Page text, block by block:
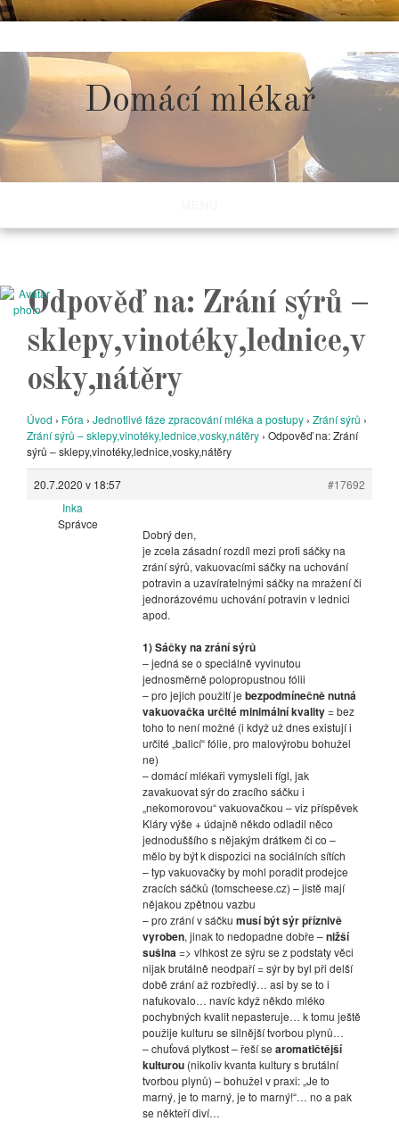
to
content
Domácí mlékař
Odpověď na: Zrání sýrů –
sklepy,vinotéky,lednice,v
osky,nátěry
Úvod › Fóra › Jednotlivé fáze zpracování mléka a postupy › Zrání sýrů ›
Zrání sýrů – sklepy,vinotéky,lednice,vosky,nátěry › Odpověď na: Zrání
sýrů – sklepy,vinotéky,lednice,vosky,nátěry
20.7.2020 v 18:57
#17692
Inka
Správce
Dobrý den,
je zcela zásadní rozdíl mezi profi sáčky na
zrání sýrů, vakuovacími sáčky na uchování
potravin a uzavíratelnými sáčky na mražení či
jednorázovému uchování potravin v lednici
apod.
1) Sáčky na zrání sýrů
– jedná se o speciálně vyvinutou
jednosměrně polopropustnou fólii
– pro jejich použití je bezpodmínečně nutná
vakuovačka určité minimální kvality= bez
toho to není možné (i když už dnes existují i
určité „balicí“ fólie, pro malovýrobu bohužel
ne)
– domácí mlékaři vymysleli fígl, jak
zavakuovat sýr do zracího sáčku i
„nekomorovou“ vakuovačkou – viz příspěvek
Kláry výše + údajně někdo odladil něco
jednoduššího s nějakým drátkem či co –
mělo by být k dispozici na sociálních sítích
– typ vakuovačky by mohl poradit prodejce
zracích sáčků (tomscheese.cz) – jistě mají
nějakou zpětnou vazbu
– pro zrání v sáčku musí být sýr příznivě
vyroben, jinak to nedopadne dobře –nižší
sušina=> vlhkost ze sýru se z podstaty věci
nijak brutálně neodpaří = sýr by byl při delší
době zrání až rozbředlý… asi by se to i
nafukovalo… navíc když někdo mléko
pochybných kvalit nepasteruje… k tomu ještě
použije kulturu se silnější tvorbou plynů…
– chuťová plytkost – řeší se aromatičtější
kulturou (nikoliv kvanta kultury s brutální
tvorbou plynů) – bohužel v praxi: „Je to
marný, je to marný, je to marný!“… no a pak
se někteří diví…